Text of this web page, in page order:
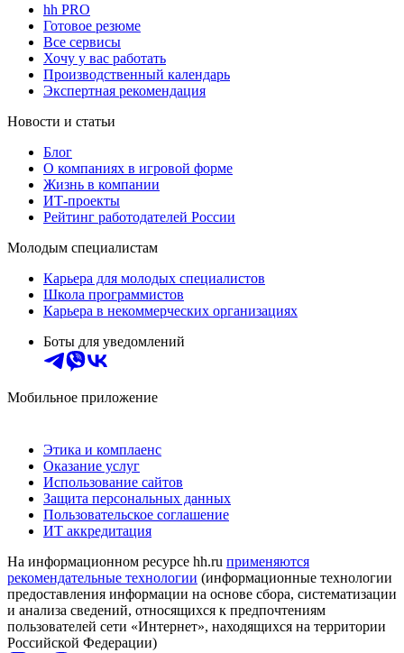
hh PRO
Готовое резюме
Все сервисы
Хочу у вас работать
Производственный календарь
Экспертная рекомендация
Новости и статьи
Блог
О компаниях в игровой форме
Жизнь в компании
ИТ-проекты
Рейтинг работодателей России
Молодым специалистам
Карьера для молодых специалистов
Школа программистов
Карьера в некоммерческих организациях
Боты для уведомлений
Мобильное приложение
Этика и комплаенс
Оказание услуг
Использование сайтов
Защита персональных данных
Пользовательское соглашение
ИТ аккредитация
На информационном ресурсе hh.ru применяются
рекомендательные технологии (информационные технологии
предоставления информации на основе сбора, систематизации
и анализа сведений, относящихся к предпочтениям
пользователей сети «Интернет», находящихся на территории
Российской Федерации)